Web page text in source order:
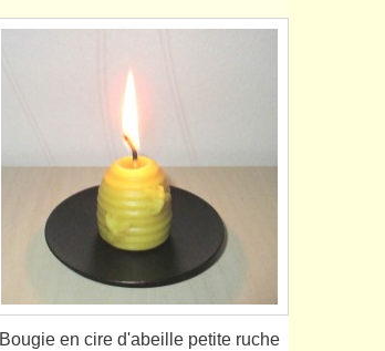
Bougie en cire d'abeille petite ruche